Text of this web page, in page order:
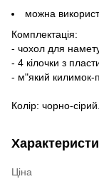
можна
Комплектація:
- чохол для
- 4 кілочки з
- м"який килимок-
Колір: чорно-сірий.
Ціна